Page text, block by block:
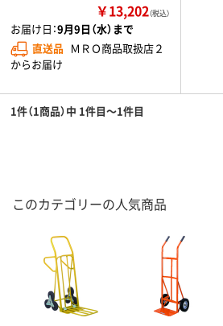
￥13,202（税込）
お届け日：9月9日（水）まで
直送品 ＭＲＯ商品取扱店２
からお届け
1件（1商品）中 1件目～1件目
このカテゴリーの人気商品